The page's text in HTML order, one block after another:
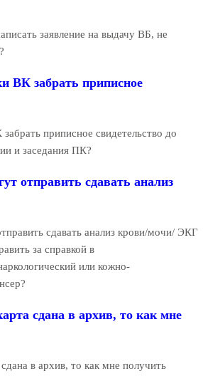
заявление на выдачу ВБ, не
ВК забрать приписное
приписное свидетельство до
и заседания ПК?
отправить сдавать анализ
сдавать анализ крови/мочи/ ЭКГ
за справкой в
или кожно-
сдана в архив, то как мне
в архив, то как мне получить